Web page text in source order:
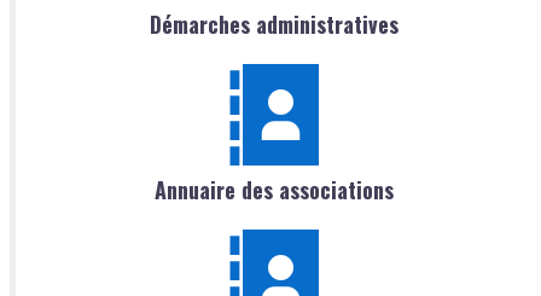
Démarches administratives
Annuaire des associations